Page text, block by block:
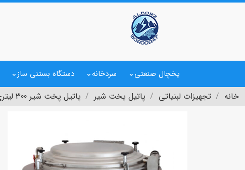
یخچال صنعتی سردخانه دستگاه بستنی ساز
خانه تجهیزات لبنیاتی پاتیل پخت شیر پاتیل پخت شیر 300 لیتری